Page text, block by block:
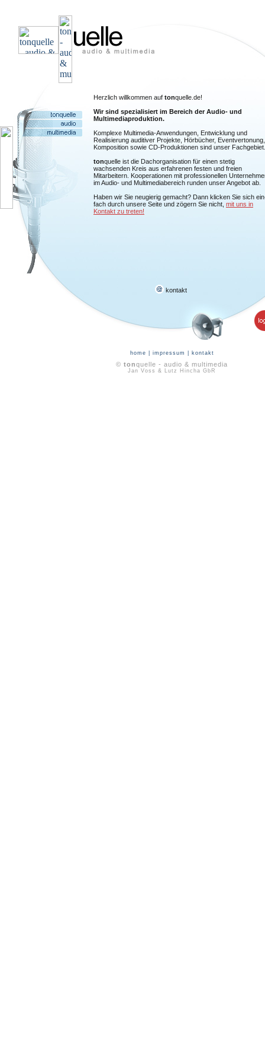
Herzlich willkommen auf tonquelle.de!
Wir sind spezialisiert im Bereich der Audio- und
Multimediaproduktion.
Komplexe Multimedia-Anwendungen, Entwicklung und
Realisierung auditiver Projekte, Hörbücher, Eventvertonung,
Komposition sowie CD-Produktionen sind unser Fachgebiet.
tonquelle ist die Dachorganisation für einen stetig
wachsenden Kreis aus erfahrenen festen und freien
Mitarbeitern. Kooperationen mit professionellen
im Audio- und Multimediabereich runden unser Angebot ab.
Haben wir Sie neugierig gemacht? Dann klicken Sie sich
fach durch unsere Seite und zögern Sie nicht, mit uns in
Kontakt zu treten!
kontakt
home impressum kontakt
© tonquelle - audio & multimedia
Jan Voss & Lutz Hincha GbR